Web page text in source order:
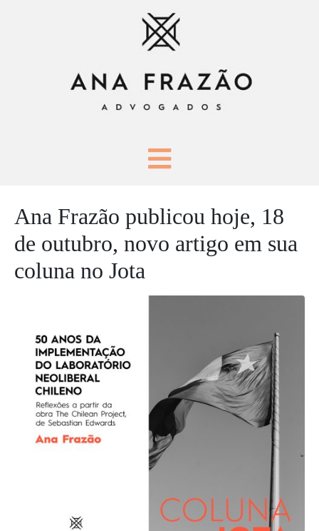
Ana Frazão publicou hoje, 18
de outubro, novo artigo em sua
coluna no Jota